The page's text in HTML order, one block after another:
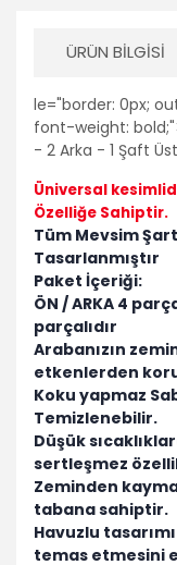
ÜRÜN BILGISI
le="border: 0px;
font-weight:
- 2 Arka - 1 Şaft
Üniversal
Özelliğe Sahiptir.
Tüm Mevsim
Tasarlanmıştır
Paket İçeriği:
ÖN / ARKA 4
parçalıdır
Arabanızın
etkenlerden
Koku yapmaz
Temizlenebilir.
Düşük
sertleşmez
Zeminden
tabana sahiptir.
Havuzlu
temas etmesini